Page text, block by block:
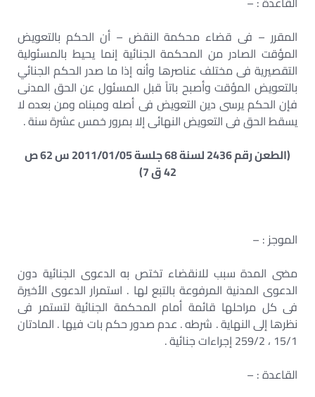
المقرر – فى قضاء محكمة النقض – أن الحكم بالتعويض
المؤقت الصادر من المحكمة الجنائية إنما يحيط بالمسئولية
التقصيرية فى مختلف عناصرها وأنه إذا ما صدر الحكم الجنائي
بالتعويض المؤقت وأصبح باتاً قبل المسئول عن الحق المدنى
فإن الحكم يرسى دين التعويض فى أصله ومبناه ومن بعده لا
يسقط الحق فى التعويض النهائى إلا بمرور خمس عشرة سنة .
(الطعن رقم 2436 لسنة 68 جلسة 2011/01/05 س 62 ص
42 ق 7)
الموجز : –
مضى المدة سبب للانقضاء تختص به الدعوى الجنائية دون
الدعوى المدنية المرفوعة بالتبع لها . استمرار الدعوى الأخيرة
فى كل مراحلها قائمة أمام المحكمة الجنائية لتستمر فى
نظرها إلى النهاية . شرطه . عدم صدور حكم بات فيها . المادتان
15/1 ، 259/2 إجراءات جنائية .
القاعدة : –